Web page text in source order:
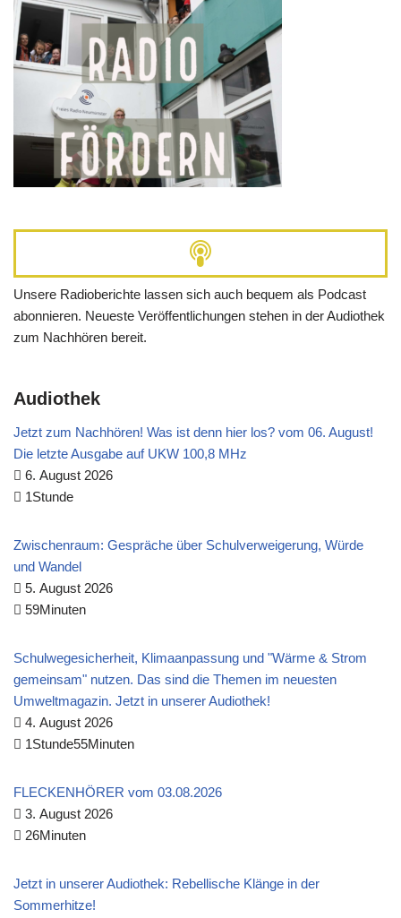
Unsere Radioberichte lassen sich auch bequem als Podcast
abonnieren. Neueste Veröffentlichungen stehen in der Audiothek
zum Nachhören bereit.
Audiothek
Jetzt zum Nachhören! Was ist denn hier los? vom 06. August!
Die letzte Ausgabe auf UKW 100,8 MHz
6. August 2026
1Stunde
Zwischenraum: Gespräche über Schulverweigerung, Würde
und Wandel
5. August 2026
59Minuten
Schulwegesicherheit, Klimaanpassung und "Wärme & Strom
gemeinsam" nutzen. Das sind die Themen im neuesten
Umweltmagazin. Jetzt in unserer Audiothek!
4. August 2026
1Stunde55Minuten
FLECKENHÖRER vom 03.08.2026
3. August 2026
26Minuten
Jetzt in unserer Audiothek: Rebellische Klänge in der
Sommerhitze!